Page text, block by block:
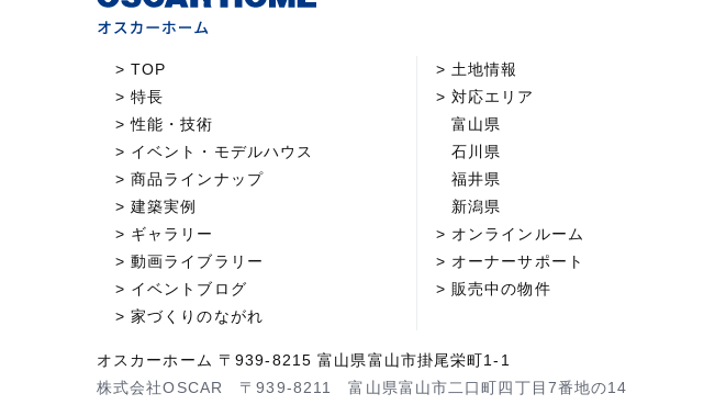
TOP
特長
性能・技術
イベント・モデルハウス
商品ラインナップ
建築実例
ギャラリー
動画ライブラリー
イベントブログ
家づくりのながれ
土地情報
対応エリア
富山県
石川県
福井県
新潟県
オンラインルーム
オーナーサポート
販売中の物件
オスカーホーム 〒939-8215 富山県富山市掛尾栄町1-1
株式会社OSCAR 〒939-8211 富山県富山市二口町四丁目7番地の14